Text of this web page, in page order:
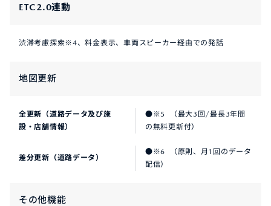
ETC2.0連動
渋滞考慮探索※4、料金表示、車両スピーカー経由での発話
地図更新
全更新（道路データ及び施
設・店舗情報）
●※5 （最大3回/最長3年間
の無料更新付）
差分更新（道路データ）
●※6 （原則、月1回のデータ
配信）
その他機能